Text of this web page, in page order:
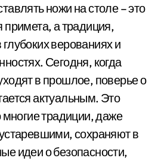
ножи на столе – это
примета, а традиция,
верованиях и
Сегодня, когда
в прошлое, поверье о
актуальным. Это
многие традиции, даже
сохраняют в
идеи о безопасности,